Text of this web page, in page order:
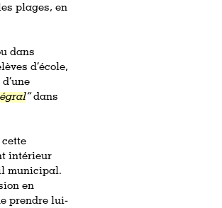
plages, en
dans
d’école,
”dans
intérieur
municipal.
en
prendre lui-